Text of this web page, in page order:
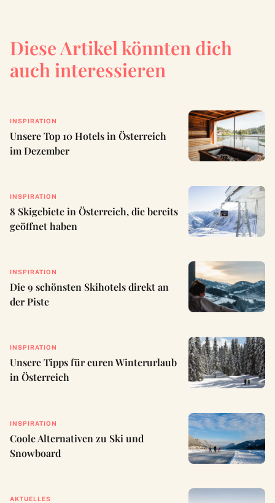
Diese Artikel könnten dich
auch interessieren
INSPIRATION
Unsere Top 10 Hotels in Österreich
im Dezember
INSPIRATION
8 Skigebiete in Österreich, die bereits
geöffnet haben
INSPIRATION
Die 9 schönsten Skihotels direkt an
der Piste
INSPIRATION
Unsere Tipps für euren Winterurlaub
in Österreich
INSPIRATION
Coole Alternativen zu Ski und
Snowboard
AKTUELLES